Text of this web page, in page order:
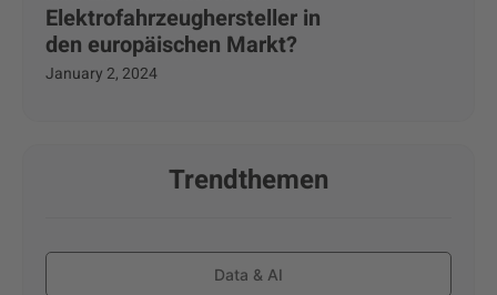
Elektrofahrzeughersteller in
den europäischen Markt?
January 2, 2024
Trendthemen
Data & AI